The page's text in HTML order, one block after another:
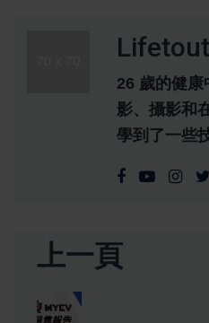
26 歲的健
影、攝影和
學到了一些
上一頁